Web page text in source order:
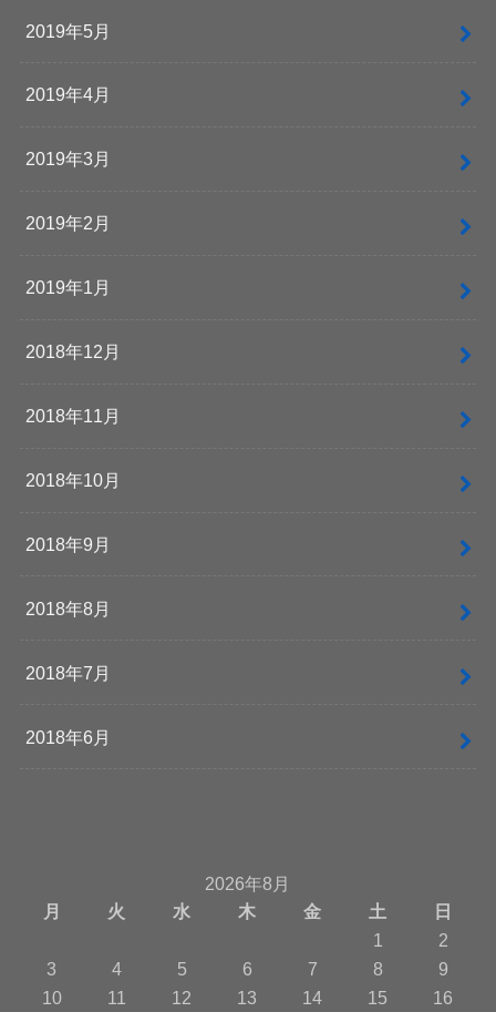
2019年5月
2019年4月
2019年3月
2019年2月
2019年1月
2018年12月
2018年11月
2018年10月
2018年9月
2018年8月
2018年7月
2018年6月
2026年8月
月
火 水 木 金 土
日
1
2
3
4 5 6 7 8
9
10
11 12 13 14 15 16